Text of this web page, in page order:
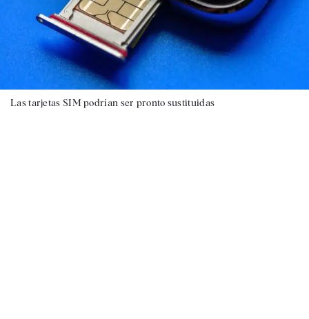
Las tarjetas SIM podrían ser pronto sustituidas